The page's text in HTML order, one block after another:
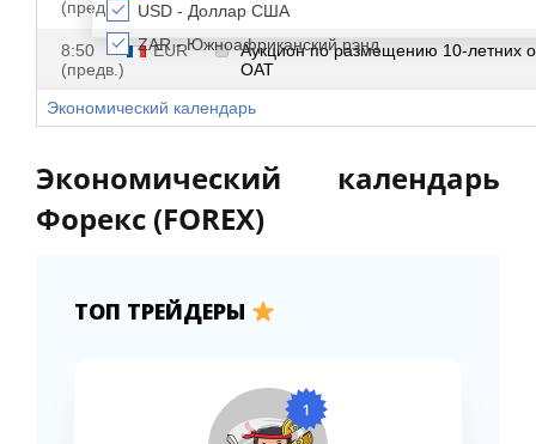
Экономический календарь
Форекс (FOREX)
ТОП ТРЕЙДЕРЫ
1